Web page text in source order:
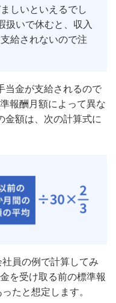
しいといえるでし
扱いで休むと、収入
給されないので注
当金が支給されるので
報酬月額によって異な
金額は、次の計算式に
員の例で計算してみ
を受け取る前の標準報
たと想定します。